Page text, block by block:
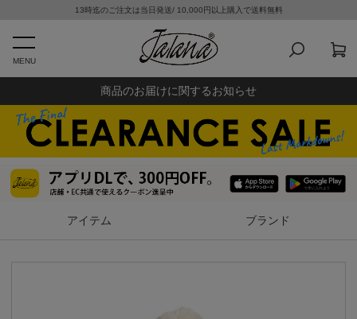
13時迄のご注文は当日発送/ 10,000円以上購入で送料無料
MENU
商品のお届けに関するお知らせ
アイテム ブランド